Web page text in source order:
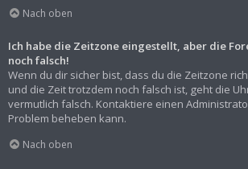
Nach oben
Ich habe die Zeitzone eingestellt, aber die
noch falsch!
Wenn du dir sicher bist, dass du die Zeitzone
und die Zeit trotzdem noch falsch ist, geht die
vermutlich falsch. Kontaktiere einen
Problem beheben kann.
Nach oben